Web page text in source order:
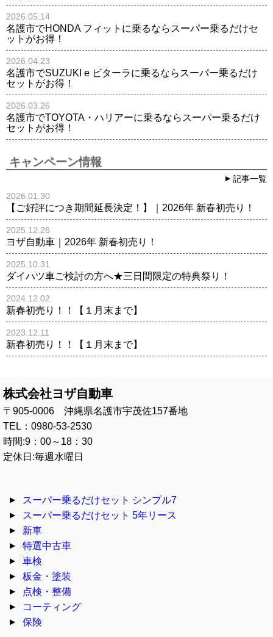
2026.05.14
名護市でHONDA フィットに乗るならスーパー乗るだけセ
ットがお得！
2026.04.23
名護市でSUZUKI e ビターラに乗るならスーパー乗るだけ
セットがお得！
2026.03.26
名護市でTOYOTA・ハリアーに乗るならスーパー乗るだけ
セットがお得！
キャンペーン情報
記事一覧
2026.01.30
【ご好評につき期間延長決定！】｜2026年 新春初売り！
2025.12.26
ヨザ自動車｜2026年 新春初売り！
2025.10.31
ダイハツ車ご検討の方へ★三日間限定の特典祭り！
2024.12.02
新春初売り！！【１月末まで】
2023.12.11
新春初売り！！【１月末まで】
株式会社ヨザ自動車
〒905-0006 沖縄県名護市宇茂佐157番地
TEL：0980-53-2530
時間:9：00～18：30
定休日:毎週水曜日
スーパー乗るだけセット シンプル7
スーパー乗るだけセット 5年リース
新車
特選中古車
車検
板金・塗装
点検・整備
コーティング
保険